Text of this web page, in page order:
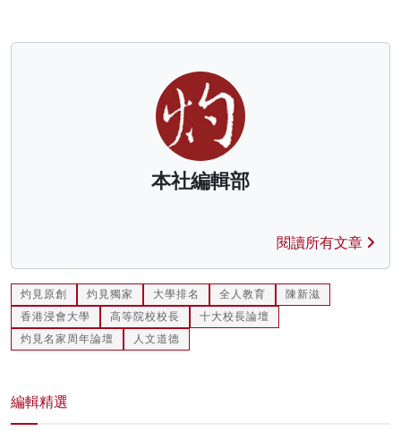
本社編輯部
閱讀所有文章
灼見原創 灼見獨家 大學排名 全人教育
陳新滋
香港浸會大學
高等院校校長
十大校長論壇
灼見名家周年論壇
人文道德
編輯精選